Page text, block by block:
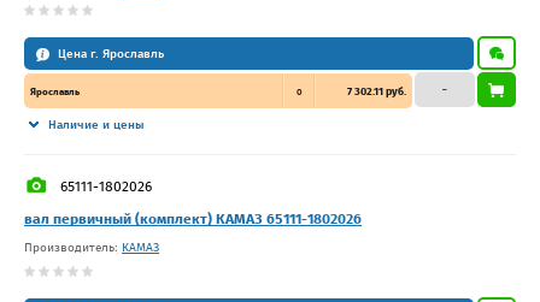
Цена г. Ярославль
Ярославль 0 7 302.11 руб.
Наличие и цены
–
65111-1802026
вал первичный (комплект) КАМАЗ 65111-1802026
Производитель: КАМАЗ